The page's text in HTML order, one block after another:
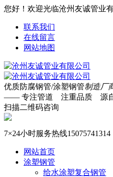
您好！欢迎光临沧州友诚管业
联系我们
在线留言
网站地图
优质防腐钢管/涂塑钢管制造厂
—— 专注管道 注重品质 源
扫描二维码咨询
7×24小时服务热线15075741314
网站首页
涂塑钢管
给水涂塑复合钢管